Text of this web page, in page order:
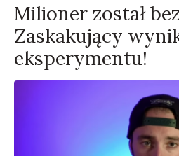
Milioner został
Zaskakujący
eksperymentu!